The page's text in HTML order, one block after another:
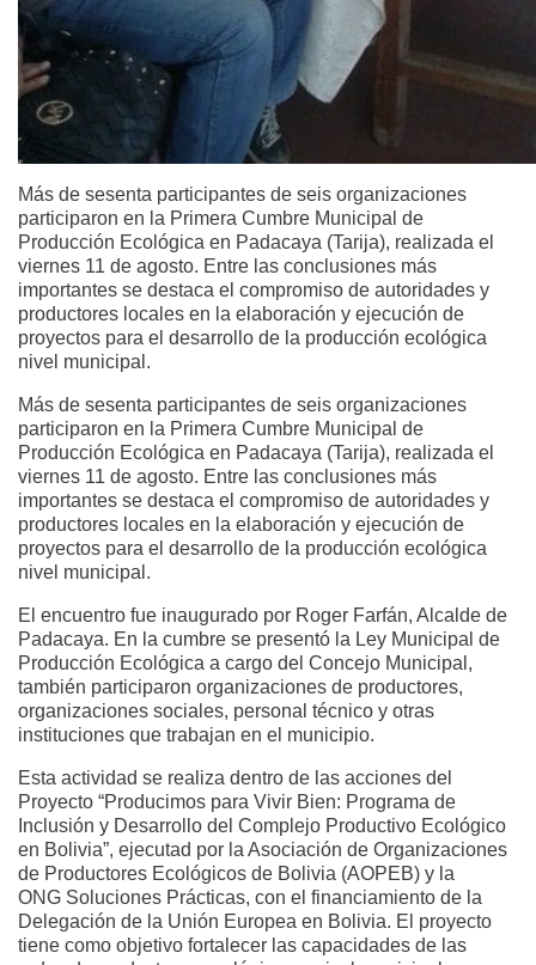
Más de sesenta participantes de seis organizaciones
participaron en la Primera Cumbre Municipal de
Producción Ecológica en Padacaya (Tarija), realizada el
viernes 11 de agosto. Entre las conclusiones más
importantes se destaca el compromiso de autoridades y
productores locales en la elaboración y ejecución de
proyectos para el desarrollo de la producción ecológica
nivel municipal.
Más de sesenta participantes de seis organizaciones
participaron en la Primera Cumbre Municipal de
Producción Ecológica en Padacaya (Tarija), realizada el
viernes 11 de agosto. Entre las conclusiones más
importantes se destaca el compromiso de autoridades y
productores locales en la elaboración y ejecución de
proyectos para el desarrollo de la producción ecológica
nivel municipal.
El encuentro fue inaugurado por Roger Farfán, Alcalde de
Padacaya. En la cumbre se presentó la Ley Municipal de
Producción Ecológica a cargo del Concejo Municipal,
también participaron organizaciones de productores,
organizaciones sociales, personal técnico y otras
instituciones que trabajan en el municipio.
Esta actividad se realiza dentro de las acciones del
Proyecto “Producimos para Vivir Bien: Programa de
Inclusión y Desarrollo del Complejo Productivo Ecológico
en Bolivia”, ejecutad por la Asociación de Organizaciones
de Productores Ecológicos de Bolivia (AOPEB) y la
ONG Soluciones Prácticas, con el financiamiento de la
Delegación de la Unión Europea en Bolivia. El proyecto
tiene como objetivo fortalecer las capacidades de las